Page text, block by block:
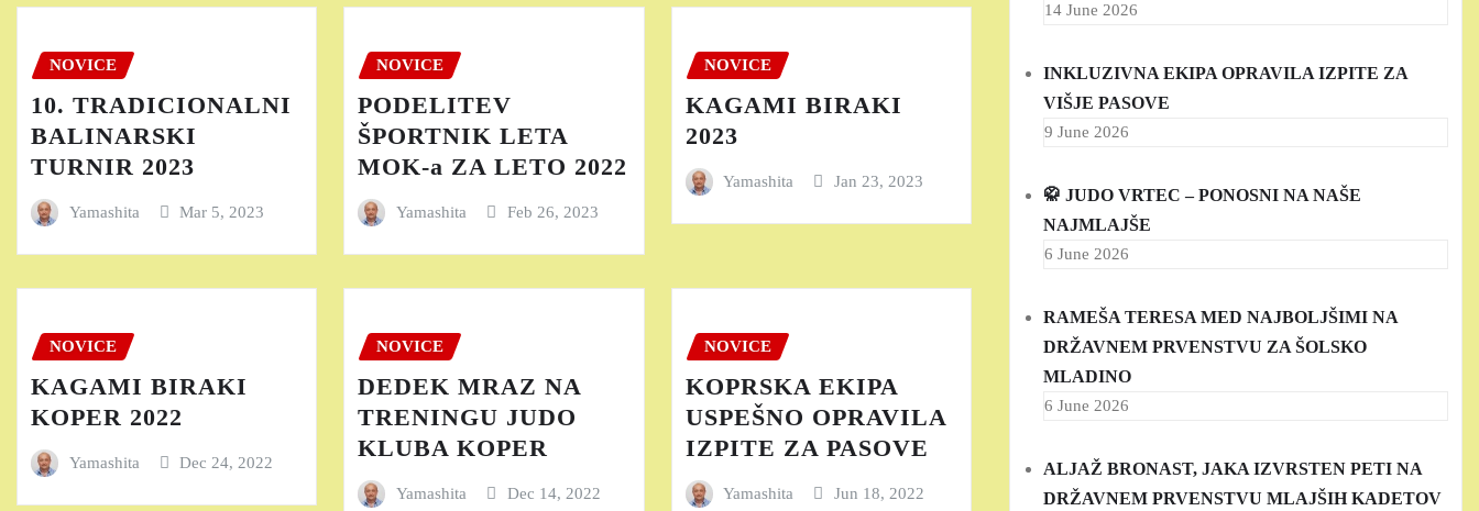
NOVICE
10. TRADICIONALNI
BALINARSKI
TURNIR 2023
Yamashita Mar 5, 2023
NOVICE
PODELITEV
ŠPORTNIK LETA
MOK-a ZA LETO 2022
Yamashita Feb 26, 2023
NOVICE
KAGAMI BIRAKI
2023
Yamashita Jan 23, 2023
NOVICE
KAGAMI BIRAKI
KOPER 2022
Yamashita Dec 24, 2022
NOVICE
DEDEK MRAZ NA
TRENINGU JUDO
KLUBA KOPER
Yamashita Dec 14, 2022
NOVICE
KOPRSKA EKIPA
USPEŠNO OPRAVILA
IZPITE ZA PASOVE
Yamashita Jun 18, 2022
14 June 2026
INKLUZIVNA EKIPA OPRAVILA IZPITE ZA
VIŠJE PASOVE
9 June 2026
🥋 JUDO VRTEC – PONOSNI NA NAŠE
NAJMLAJŠE
6 June 2026
RAMEŠA TERESA MED NAJBOLJŠIMI NA
DRŽAVNEM PRVENSTVU ZA ŠOLSKO
MLADINO
6 June 2026
ALJAŽ BRONAST, JAKA IZVRSTEN PETI NA
DRŽAVNEM PRVENSTVU MLAJŠIH KADETOV